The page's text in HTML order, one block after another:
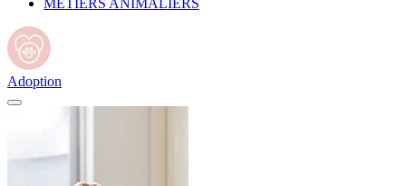
MÉTIERS ANIMALIERS
Adoption